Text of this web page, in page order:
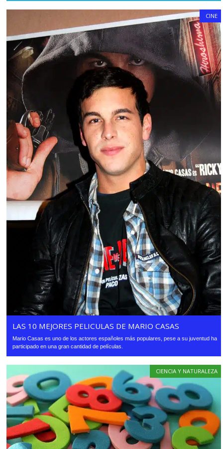
CINE
LAS 10 MEJORES PELICULAS DE MARIO CASAS
Mario Casas es uno de los actores españoles más populares, pese a su juventud ha
participado en una gran cantidad de películas.
CIENCIA Y NATURALEZA